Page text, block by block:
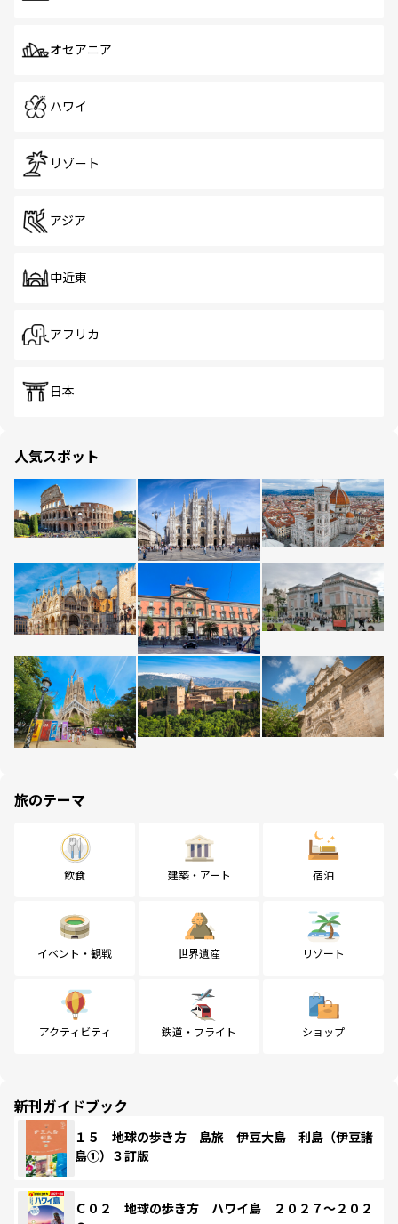
オセアニア
ハワイ
リゾート
アジア
中近東
アフリカ
日本
人気スポット
旅のテーマ
飲食 建築・アート 宿泊
イベント・観戦 世界遺産 リゾート
アクティビティ 鉄道・フライト ショップ
新刊ガイドブック
１５ 地球の歩き方 島旅 伊豆大島 利島（伊豆諸
島①）３訂版
Ｃ０２ 地球の歩き方 ハワイ島 ２０２７～２０２